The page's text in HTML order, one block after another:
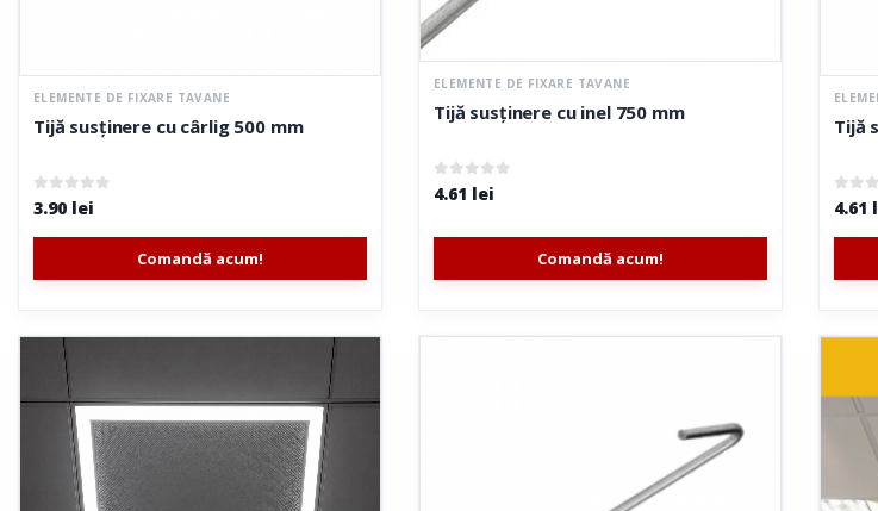
ELEMENTE DE FIXARE TAVANE
Tijă susținere cu cârlig 500 mm
0out of 5
3.90 lei
Comandă acum!
ELEMENTE DE FIXARE TAVANE
Tijă susținere cu inel 750 mm
0out of 5
4.61 lei
Comandă acum!
Tijă
0out
4.61